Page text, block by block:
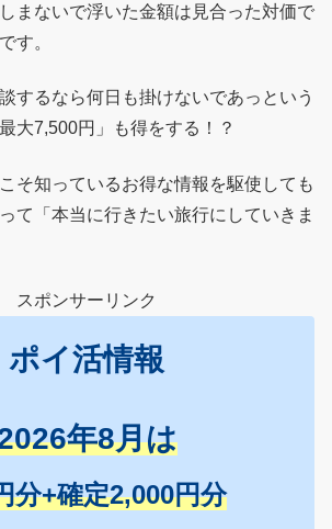
まないで浮いた金額は見合った対価で
す。
するなら何日も掛けないであっという
大7,500円」も得をする！？
そ知っているお得な情報を駆使しても
て「本当に行きたい旅行にしていきま
スポンサーリンク
ポイ活情報
年8月は
分+確定2,000円分